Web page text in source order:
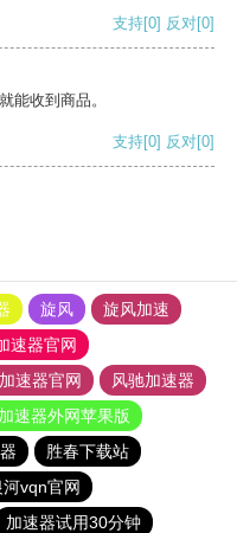
支持[0] 反对[0]
能收到商品。
支持[0] 反对[0]
旋风
旋风加速
速器官网
速器官网
风驰加速器
速器外网苹果版
胜春下载站
河vqn官网
加速器试用30分钟